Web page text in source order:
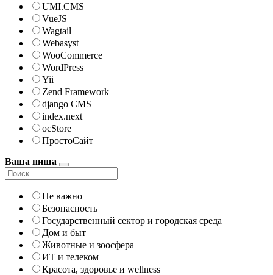
UMI.CMS
VueJS
Wagtail
Webasyst
WooCommerce
WordPress
Yii
Zend Framework
django CMS
index.next
ocStore
ПростоСайт
Ваша ниша
Не важно
Безопасность
Государственный сектор и городская среда
Дом и быт
Животные и зоосфера
ИТ и телеком
Красота, здоровье и wellness